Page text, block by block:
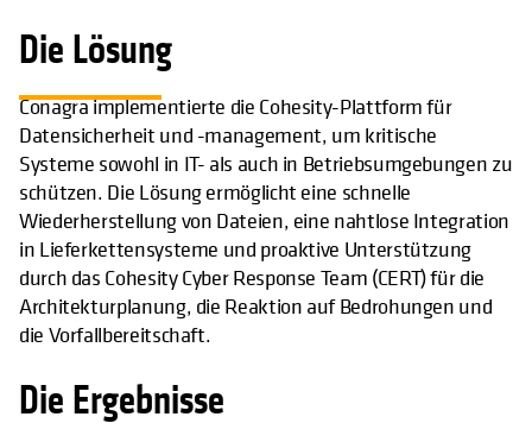
Die Lösung
Conagra implementierte die Cohesity-Plattform für
Datensicherheit und -management, um kritische
Systeme sowohl in IT- als auch in Betriebsumgebungen zu
schützen. Die Lösung ermöglicht eine schnelle
Wiederherstellung von Dateien, eine nahtlose Integration
in Lieferkettensysteme und proaktive Unterstützung
durch das Cohesity Cyber Response Team (CERT) für die
Architekturplanung, die Reaktion auf Bedrohungen und
die Vorfallbereitschaft.
Die Ergebnisse